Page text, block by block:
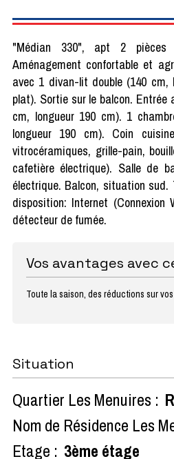
"Médian 330", apt 2
Aménagement confortable et
avec 1 divan-lit double (140 cm,
plat). Sortie sur le balcon. Entrée
cm, longueur 190 cm). 1
longueur 190 cm). Coin
vitrocéramiques, grille-pain,
cafetière électrique). Salle de
électrique. Balcon, situation sud.
disposition: Internet (Connexion
détecteur de fumée.
Vos avantages avec
Toute la saison, des réductions sur
Situation
Quartier Les Menuires :
Nom de Résidence Les
Etage : 3ème étage